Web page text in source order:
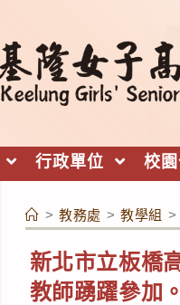
行政單位 校
> 教務處 > 教學組 >
新北市立板橋
教師踴躍參加。